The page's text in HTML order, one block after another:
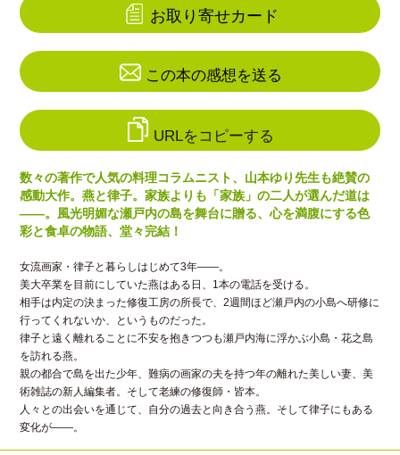
お取り寄せカード
この本の感想を送る
URLをコピーする
数々の著作で人気の料理コラムニスト、山本ゆり先生も絶賛の
感動大作。燕と律子。家族よりも「家族」の二人が選んだ道は
――。風光明媚な瀬戸内の島を舞台に贈る、心を満腹にする色
彩と食卓の物語、堂々完結！
女流画家・律子と暮らしはじめて3年――。
美大卒業を目前にしていた燕はある日、1本の電話を受ける。
相手は内定の決まった修復工房の所長で、2週間ほど瀬戸内の小島へ研修に
行ってくれないか、というものだった。
律子と遠く離れることに不安を抱きつつも瀬戸内海に浮かぶ小島・花之島
を訪れる燕。
親の都合で島を出た少年、難病の画家の夫を持つ年の離れた美しい妻、美
術雑誌の新人編集者。そして老練の修復師・皆本。
人々との出会いを通じて、自分の過去と向き合う燕。そして律子にもある
変化が――。